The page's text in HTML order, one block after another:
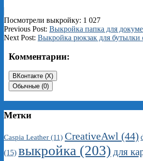
Посмотрели выкройку: 1 027
2025-
12-
Previous Post: Выкройка папка для
Next Post: Выкройка рюкзак для бутылки
Комментарии:
ВКонтакте (X)
Обычные (0)
Метки
Caspia Leather (11) CreativeAwl (44)
(15) выкройка (203) для